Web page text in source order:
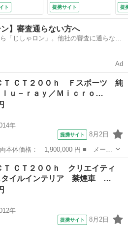
ート 黒革
クルーズコ
ール シート
ー コーナー
ー ヘッドラ
納ミラー オ
9.11）
ト
パワーシート シー
トヒーター アダプ
ティブクルーズコン
トロール フルセグ
テレビ ＥＴＣ２．
（なし）
提携サイト
ズ
ル
パ
ミ
提
ン】審査通らない方へ
「じしゃロン」。他社の審査に通らなか
Ad
Ｔ ＣＴ２００ｈ Ｆスポーツ 純
ｌｕ－ｒａｙ／Ｍｉｃｒｏ…
年
提携サイト 8月2日
ＣＴ ■ グレード名： ＣＴ２００
ｕ－ｒａｙ／ＭｉｃｒｏＳＤ／ＵＳ
Ｔ ＣＴ２００ｈ クリエイティ
イルインテリア 禁煙車 …
年
提携サイト 8月2日